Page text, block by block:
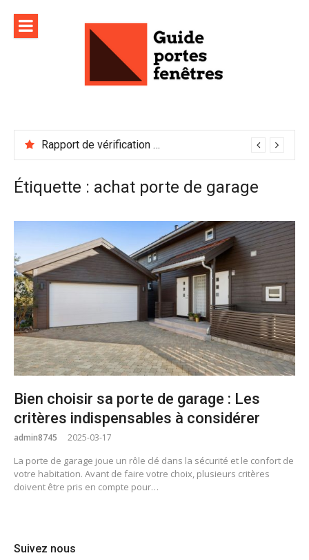
contenu
Rapport de vérification sécurité : à conserver précieusement
Étiquette : achat porte de garage
Bien choisir sa porte de garage : Les
critères indispensables à considérer
admin8745 2025-03-17
La porte de garage joue un rôle clé dans la sécurité et le confort de
votre habitation. Avant de faire votre choix, plusieurs critères
doivent être pris en compte pour…
Suivez nous